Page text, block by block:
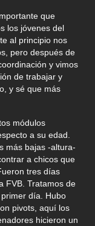
que
los jóvenes del
al principio nos
pero después de
y vimos
de trabajar y
y sé que más
módulos
a su edad.
más bajas -altura-
a chicos que
tres días
FVB. Tratamos de
día. Hubo
pivots, aquí los
hicieron un